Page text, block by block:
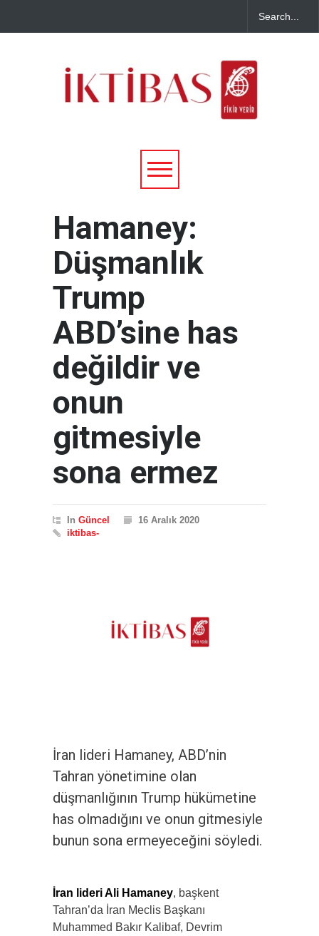
Hamaney:
Düşmanlık
Trump
ABD’sine has
değildir ve
onun
gitmesiyle
sona ermez
In Güncel
16 Aralık 2020
iktibas-
İran lideri Hamaney, ABD’nin
Tahran yönetimine olan
düşmanlığının Trump hükümetine
has olmadığını ve onun gitmesiyle
bunun sona ermeyeceğini söyledi.
İran lideri Ali Hamaney, başkent
Tahran’da İran Meclis Başkanı
Muhammed Bakır Kalibaf, Devrim